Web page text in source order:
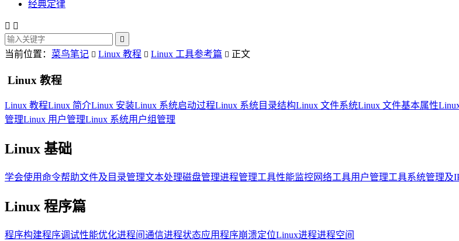
经典定律
 

当前位置： 菜鸟笔记  Linux 教程  Linux 工具参考篇  正文
Linux 教程
Linux 教程Linux 简介Linux 安装Linux 系统启动过程Linux 系统目录结构Linux 文件系统Linux 文件基本属性
管理Linux 用户管理Linux 系统用户组管理
Linux 基础
学会使用命令帮助文件及目录管理文本处理磁盘管理进程管理工具性能监控网络工具用户管理工具系统管理及
Linux 程序篇
程序构建程序调试性能优化进程间通信进程状态应用程序崩溃定位Linux进程进程空间